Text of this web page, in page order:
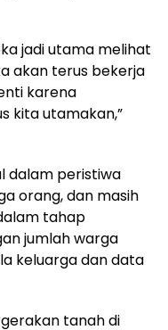
jadi utama melihat
akan terus bekerja
karena
kita utamakan,”
dalam peristiwa
orang, dan masih
tahap
jumlah warga
keluarga dan data
tanah di